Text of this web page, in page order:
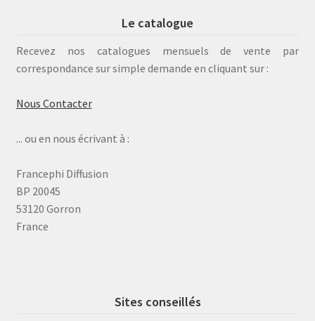
Le catalogue
Recevez nos catalogues mensuels de vente par
correspondance sur simple demande en cliquant sur :
Nous Contacter
... ou en nous écrivant à :
Francephi Diffusion
BP 20045
53120 Gorron
France
Sites conseillés